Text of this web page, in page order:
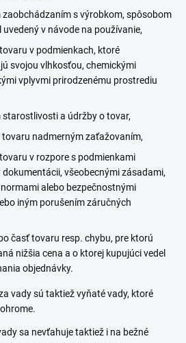
zaobchádzaním s výrobkom, spôsobom
uvedený v návode na používanie,
v podmienkach, ktoré
svojou vlhkosťou, chemickými
vplyvmi prirodzenému prostrediu
starostlivosti a údržby o tovar,
tovaru nadmerným zaťažovaním,
v rozpore s podmienkami
dokumentácii, všeobecnými zásadami,
alebo bezpečnostnými
iným porušením záručných
časť tovaru resp. chybu, pre ktorú
nižšia cena a o ktorej kupujúci vedel
objednávky.
vady sú taktiež vyňaté vady, ktoré
sa nevťahuje taktiež i na bežné